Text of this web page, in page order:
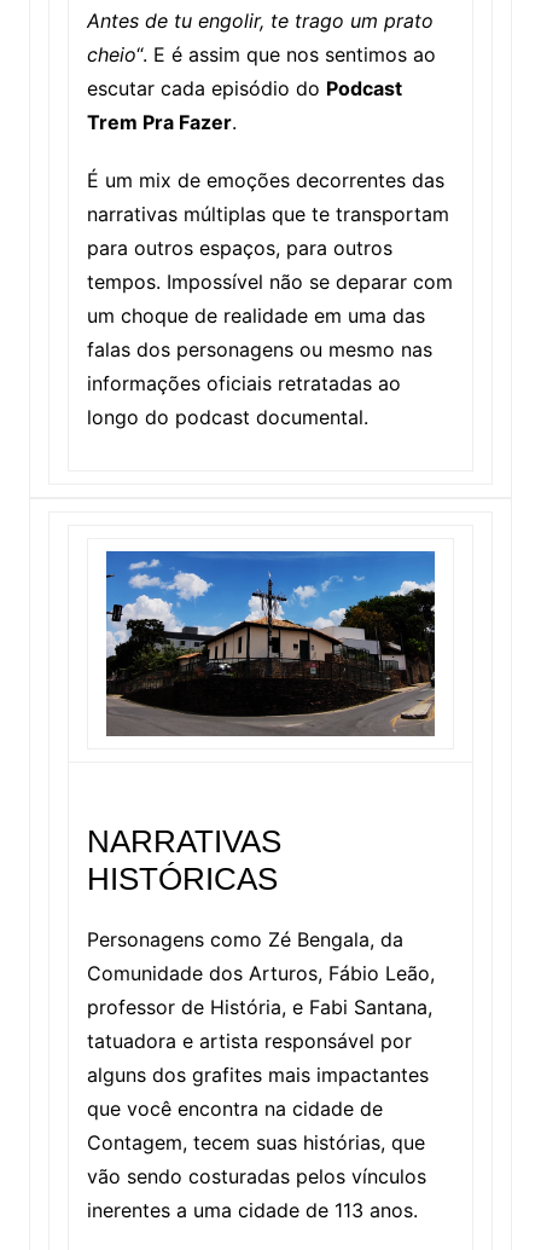
Antes de tu engolir, te trago um prato
cheio“. E é assim que nos sentimos ao
escutar cada episódio do Podcast
Trem Pra Fazer.
É um mix de emoções decorrentes das
narrativas múltiplas que te transportam
para outros espaços, para outros
tempos. Impossível não se deparar com
um choque de realidade em uma das
falas dos personagens ou mesmo nas
informações oficiais retratadas ao
longo do podcast documental.
NARRATIVAS
HISTÓRICAS
Personagens como Zé Bengala, da
Comunidade dos Arturos, Fábio Leão,
professor de História, e Fabi Santana,
tatuadora e artista responsável por
alguns dos grafites mais impactantes
que você encontra na cidade de
Contagem, tecem suas histórias, que
vão sendo costuradas pelos vínculos
inerentes a uma cidade de 113 anos.